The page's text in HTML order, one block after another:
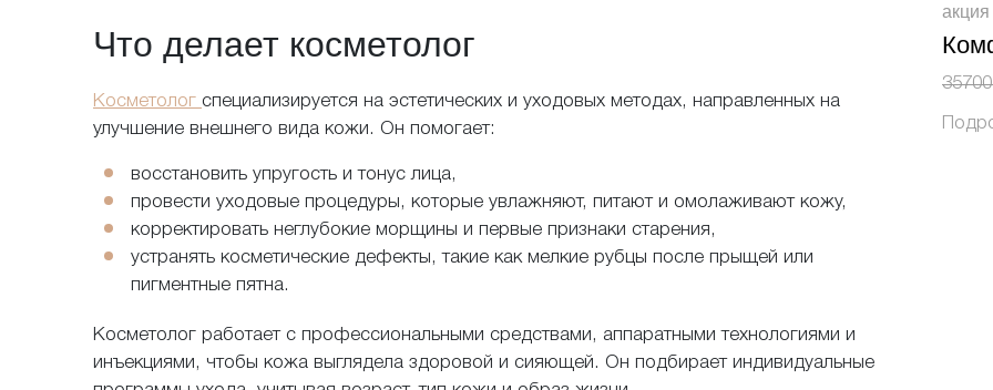
Что делает косметолог
Косметолог специализируется на эстетических и уходовых методах, направленных на
улучшение внешнего вида кожи. Он помогает:
восстановить упругость и тонус лица,
провести уходовые процедуры, которые увлажняют, питают и омолаживают кожу,
корректировать неглубокие морщины и первые признаки старения,
устранять косметические дефекты, такие как мелкие рубцы после прыщей или
пигментные пятна.
Косметолог работает с профессиональными средствами, аппаратными технологиями и
инъекциями, чтобы кожа выглядела здоровой и сияющей. Он подбирает индивидуальные
Я даю согласие на обработку персональных данных и принимаю
Политики обработки данных